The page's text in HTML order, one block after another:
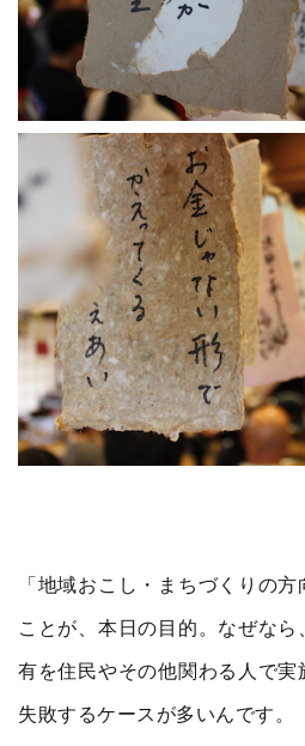
「地域おこし・まちづくりの
ことが、本日の目的。なぜな
有を住民やその他関わる人で実
失敗するケースが多いんです。